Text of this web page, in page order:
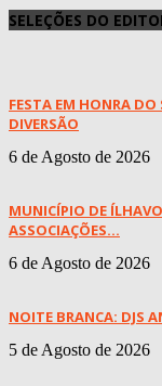
SELEÇÕES DO
FESTA EM HONRA
DIVERSÃO
6 de Agosto de 2026
MUNICÍPIO DE
ASSOCIAÇÕES...
6 de Agosto de 2026
NOITE BRANCA: DJS
5 de Agosto de 2026